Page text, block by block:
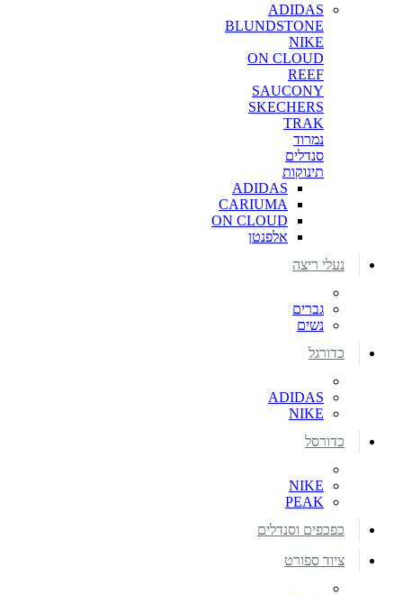
ADIDAS
BLUNDSTONE
NIKE
ON CLOUD
REEF
SAUCONY
SKECHERS
TRAK
נמרוד
סנדלים
תינוקות
ADIDAS
CARIUMA
ON CLOUD
אלפנטן
נעלי ריצה
גברים
נשים
כדורגל
ADIDAS
NIKE
כדורסל
NIKE
PEAK
כפכפים וסנדלים
ציוד ספורט